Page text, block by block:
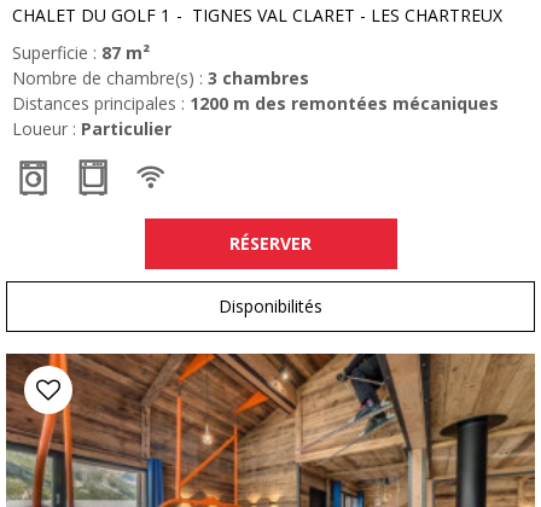
CHALET DU GOLF 1
TIGNES VAL CLARET - LES CHARTREUX
Superficie : 87 m²
Nombre de chambre(s) : 3 chambres
Distances principales : 1200 m des remontées mécaniques
Loueur : Particulier
RÉSERVER
Disponibilités